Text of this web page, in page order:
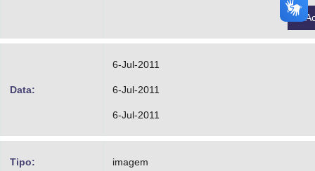
Data:
6-Jul-2011
6-Jul-2011
6-Jul-2011
Tipo: imagem